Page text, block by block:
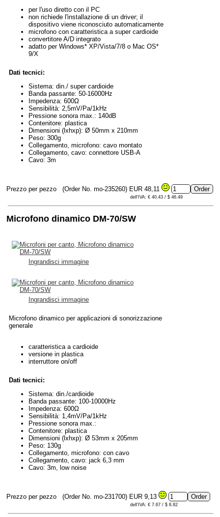
per l'uso diretto con il PC
non richiede l'installazione di un driver; il
dispositivo viene riconosciuto automaticamente
microfono con caratteristica a super cardioide
convertitore A/D integrato
adatto per Windows* XP/Vista/7/8 o Mac OS*
9/X
Dati tecnici:
Sistema: din./ super cardioide
Banda passante: 50-16000Hz
Impedenza: 600Ω
Sensibilità: 2,5mV/Pa/1kHz
Pressione sonora max.: 140dB
Contenitore: plastica
Dimensioni (lxhxp): Ø 50mm x 210mm
Peso: 300g
Collegamento, microfono: cavo montato
Collegamento, cavo: connettore USB-A
Cavo: 3m
Prezzo per pezzo (Order No. mo-235260) EUR 48,11
dell'IVA: € 40.43 / $ 46.49
Microfono dinamico DM-70/SW
Ingrandisci immagine
Ingrandisci immagine
Microfono dinamico per applicazioni di sonorizzazione
generale
caratteristica a cardioide
versione in plastica
interruttore on/off
Dati tecnici:
Sistema: din./cardioide
Banda passante: 100-10000Hz
Impedenza: 600Ω
Sensibilità: 1,4mV/Pa/1kHz
Pressione sonora max.:
Contenitore: plastica
Dimensioni (lxhxp): Ø 53mm x 205mm
Peso: 130g
Collegamento, microfono: con cavo
Collegamento, cavo: jack 6,3 mm
Cavo: 3m, low noise
Prezzo per pezzo (Order No. mo-231700) EUR 9,13
dell'IVA: € 7.67 / $ 8.82